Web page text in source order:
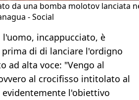
da una bomba molotov lanciata
- Social
incappucciato, è
di di lanciare l'ordigno
ad alta voce: "Vengo al
al crocifisso intitolato al
evidentemente l'obiettivo